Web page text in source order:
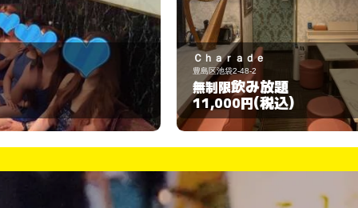
Ｃｈａｒａｄｅ
豊島区池袋2-48-2
無制限 飲み放題
11,000円 (税込)
豊